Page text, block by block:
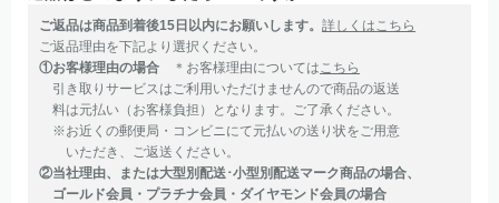
ご返品は商品到着後15日以内にお願いします。 詳しくはこちら
ご返品理由を下記より選択ください。
①お客様理由の場合 ＊お客様理由についてはこちら
引き取りサービスはご利用いただけませんので商品の返送
料は元払い（お客様負担）となります。ご了承ください。
※お近くの郵便局・コンビニにて元払いの送り状をご用意
いただき、ご返送ください。
②当社理由、または大型別配送･小型別配送マーク商品の場合、
ゴールド会員・プラチナ会員・ダイヤモンド会員の場合